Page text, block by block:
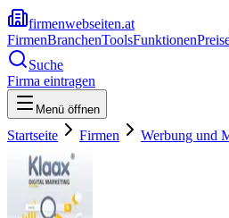
firmenwebseiten.at
FirmenBranchenToolsFunktionen
Suche
Firma eintragen
Menü öffnen
Startseite Firmen Werbung und